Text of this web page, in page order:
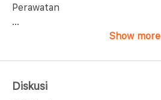
Perawatan
...
Show more
Diskusi